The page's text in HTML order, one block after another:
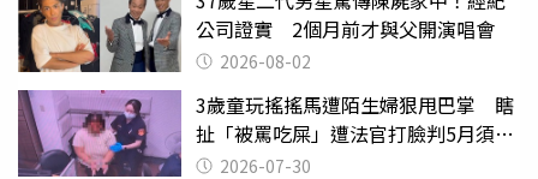
公司證實 2個月前才與父開演唱會
2026-08-02
3歲童玩搖搖馬遭陌生婦狠甩巴掌 瞎
扯「被罵吃屎」遭法官打臉判5月須入
監 2026-07-30